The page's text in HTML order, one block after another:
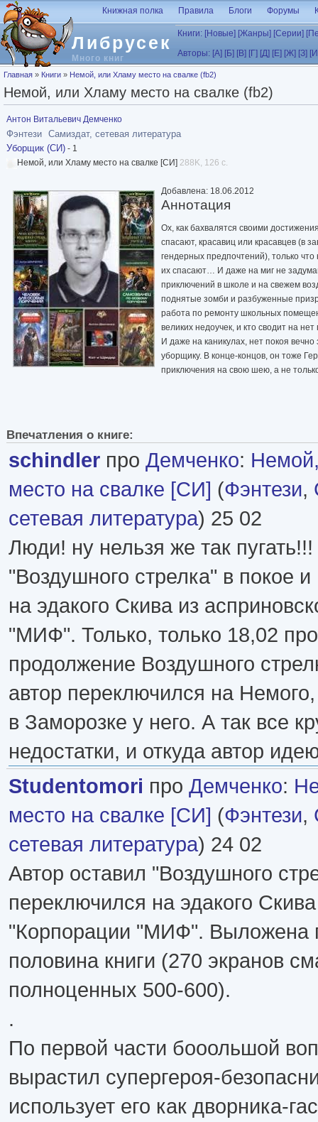
Перейти к основному содержанию
Либрусек
Много книг
Книжная полка Правила Блоги Форумы
Книги: [Новые] [Жанры] [Серии]
Авторы: [А] [Б] [В] [Г] [Д] [Е] [Ж] [З]
Вы здесь
Главная » Книги » Немой, или Хламу место на свалке (fb2)
Немой, или Хламу место на свалке (fb2)
Антон Витальевич Демченко
Фэнтези Самиздат, сетевая литература
Уборщик (СИ) - 1
Немой, или Хламу место на свалке [СИ] 288K, 126 с.
Добавлена: 18.06.2012
Аннотация
Ох, как бахвалятся своими
спасают, красавиц или красавцев (в
гендерных предпочтений), только
их спасают… И даже на миг не
приключений в школе и на свежем
поднятые зомби и разбуженные
работа по ремонту школьных
великих недоучек, и кто сводит на
И даже на каникулах, нет покоя
уборщику. В конце-концов, он тоже
приключения на свою шею, а не
Впечатления о книге:
schindler про Демченко:
место на свалке [СИ] (Фэнтези,
сетевая литература) 25 02
Люди! ну нельзя же так
"Воздушного стрелка" в покое
на эдакого Скива из
"МИФ". Только, только 18,02
продолжение Воздушного
автор переключился на
в Заморозке у него. А так все
недостатки, и откуда автор
Studentomori про Демченко:
место на свалке [СИ] (Фэнтези,
сетевая литература) 24 02
Автор оставил "Воздушного
переключился на эдакого
"Корпорации "МИФ". Выложена
половина книги (270 экранов
полноценных 500-600).
.
По первой части бооольшой
вырастил супергероя-
использует его как дворника-